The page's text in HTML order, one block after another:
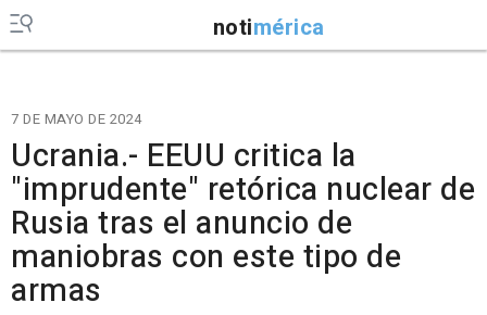
notimérica
7 DE MAYO DE 2024
Ucrania.- EEUU critica la
"imprudente" retórica nuclear de
Rusia tras el anuncio de
maniobras con este tipo de
armas